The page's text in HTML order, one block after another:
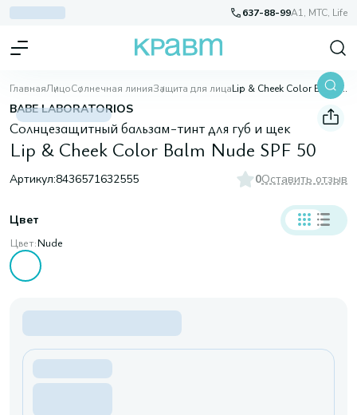
637-88-99A1, МТС, Life
ГлавнаяЛицоСолнечная линияЗащита для лица Lip & Cheek Color Balm Nude SPF 50
BABE LABORATORIOS
Солнцезащитный бальзам-тинт для губ и щек
Lip & Cheek Color Balm Nude SPF 50
Артикул:8436571632555 0Оставить отзыв
Цвет
Цвет:Nude